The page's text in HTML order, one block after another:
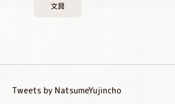
文具
Tweets by NatsumeYujincho